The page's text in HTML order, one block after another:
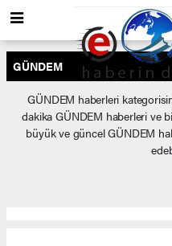
GÜNDEM
GÜNDEM haberleri
dakika GÜNDEM haberleri ve
büyük ve güncel GÜNDEM